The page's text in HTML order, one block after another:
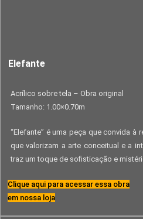
Elefante
Acrílico sobre tela – Obra original
Tamanho: 1.00×0.70m
“Elefante” é uma peça que convida à
que valorizam a arte conceitual e a
traz um toque de sofisticação e
Clique aqui para acessar essa obra
em nossa loja